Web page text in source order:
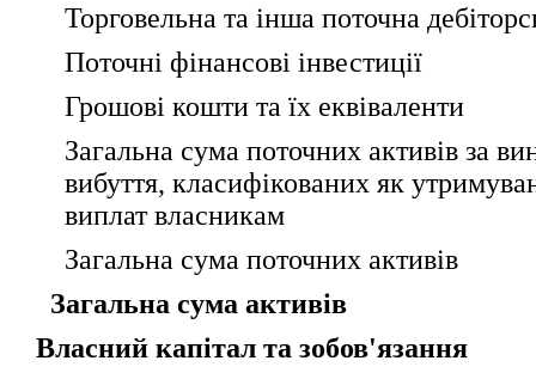
Торговельна та інша поточна
Поточні фінансові інвестиції
Грошові кошти та їх еквіваленти
Загальна сума поточних активів за
вибуття, класифікованих як
виплат власникам
Загальна сума поточних активів
Загальна сума активів
Власний капітал та зобов'язання